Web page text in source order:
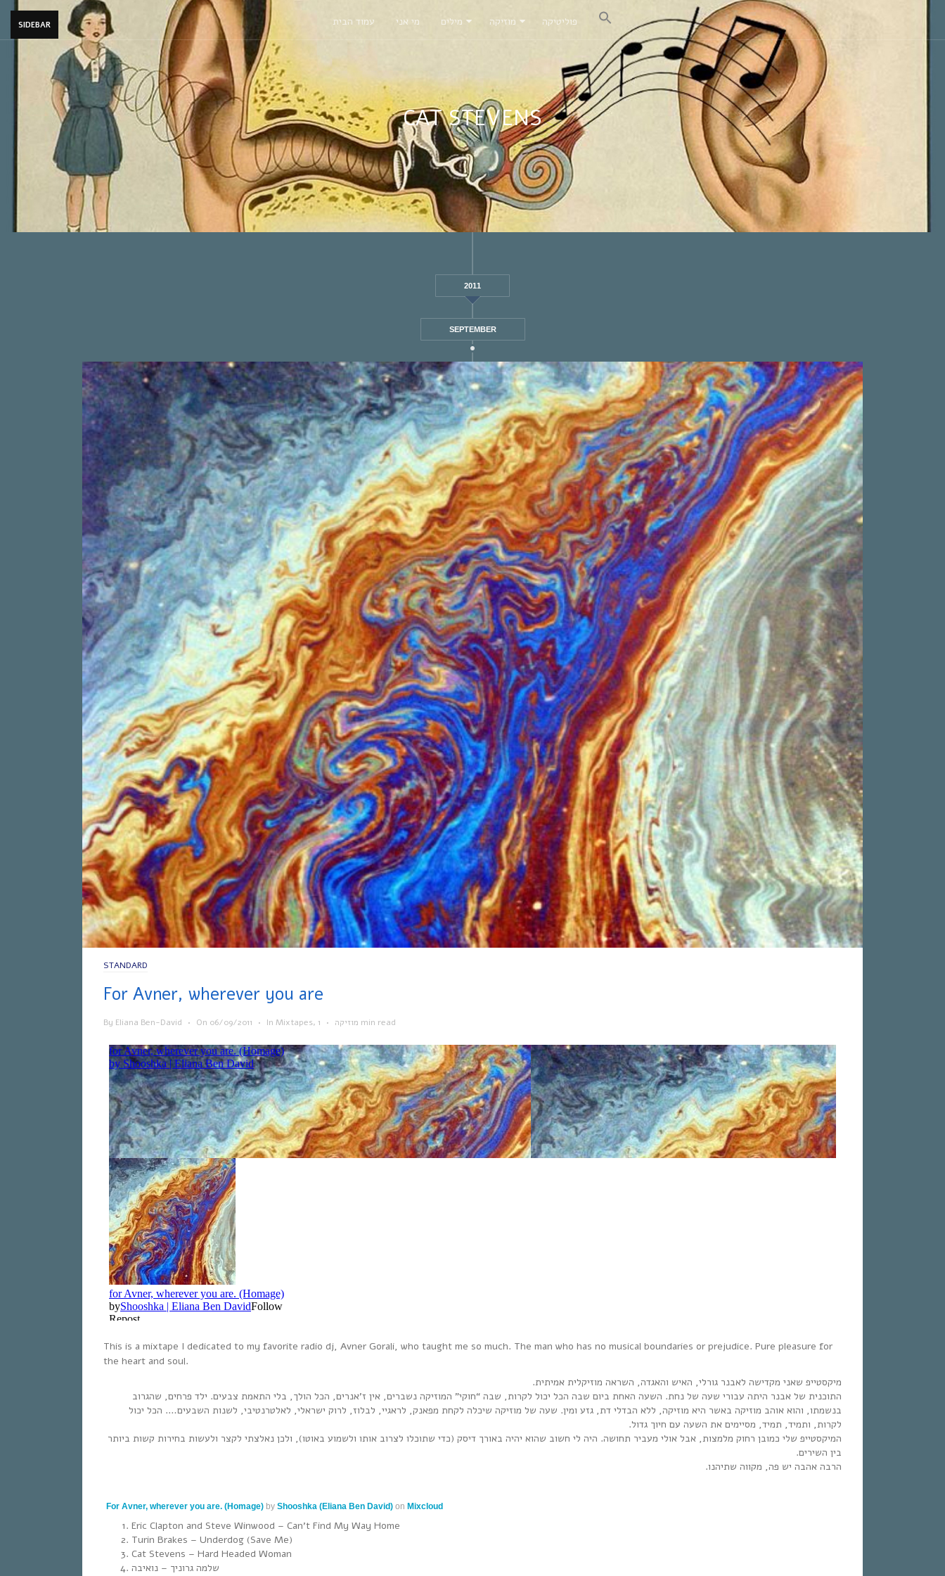
SIDEBAR עמוד הבית מי אני מילים מוזיקה פוליטיקה
CAT STEVENS
2011
SEPTEMBER
STANDARD
For Avner, wherever you are
By Eliana Ben-David • On 06/09/2011 • In Mixtapes, מוזיקה • 1 min read
This is a mixtape I dedicated to my favorite radio dj, Avner Gorali, who taught me so much. The man who has no musical boundaries or prejudice. Pure pleasure for
the heart and soul.
מיקסטייפ שאני מקדישה לאבנר גורלי, האיש והאגדה, השראה מוזיקלית אמיתית.
התוכנית של אבנר היתה עבורי שעה של נחת. השעה האחת ביום שבה הכל יכול לקרות, שבה “חוקי” המוזיקה נשברים, אין ז’אנרים, הכל הולך, בלי התאמת צבעים. ילד פרחים, שהגרוב
בנשמתו, והוא אוהב מוזיקה באשר היא מוזיקה, ללא הבדלי דת, גזע ומין. שעה של מוזיקה שיכלה לקחת מפאנק, לראגיי, לבלוז, לרוק ישראלי, לאלטרנטיבי, לשנות השבעים…. הכל יכול
לקרות, ותמיד, תמיד, מסיימים את השעה עם חיוך גדול.
המיקסטייפ שלי כמובן רחוק מלמצות, אבל אולי מעביר תחושה. היה לי חשוב שהוא יהיה באורך דיסק (כדי שתוכלו לצרוב אותו ולשמוע באוטו), ולכן נאלצתי לקצר ולעשות בחירות קשות ביותר
בין השירים.
הרבה אהבה יש פה, מקווה שתיהנו.
For Avner, wherever you are. (Homage) by Shooshka (Eliana Ben David) on Mixcloud
Eric Clapton and Steve Winwood – Can’t Find My Way Home
Turin Brakes – Underdog (Save Me)
Cat Stevens – Hard Headed Woman
שלמה גרוניך – נואיבה